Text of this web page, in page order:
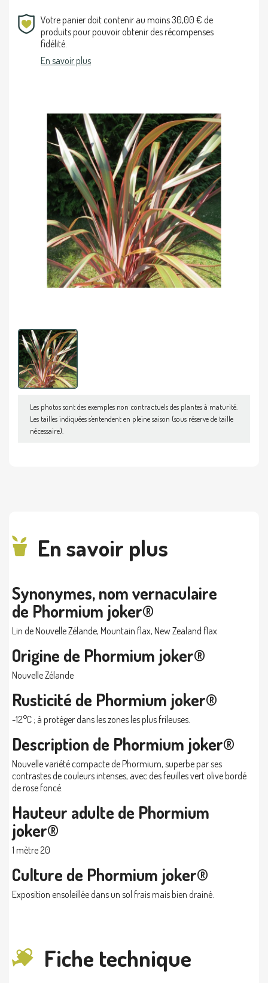
Les photos sont des exemples non contractuels des plantes à maturité.
Les tailles indiquées s'entendent en pleine saison (sous réserve de taille
nécessaire).
Votre panier doit contenir au moins 30,00 € de
produits pour pouvoir obtenir des récompenses
fidélité.
En savoir plus
En savoir plus
Synonymes, nom vernaculaire
de Phormium joker®
Lin de Nouvelle Zélande, Mountain flax, New Zealand flax
Origine de Phormium joker®
Nouvelle Zélande
Rusticité de Phormium joker®
-12°C ; à protéger dans les zones les plus frileuses.
Description de Phormium joker®
Nouvelle variété compacte de Phormium, superbe par ses
contrastes de couleurs intenses, avec des feuilles vert olive bordé
de rose foncé.
Hauteur adulte de Phormium
joker®
1 mètre 20
Culture de Phormium joker®
Exposition ensoleillée dans un sol frais mais bien drainé.
Fiche technique